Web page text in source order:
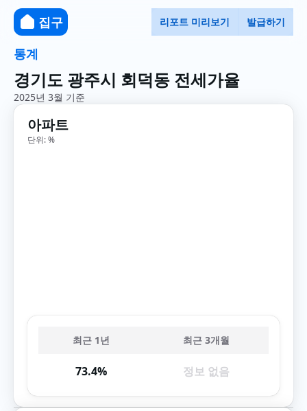
집구 리포트 미리보기 발급하기
통계
경기도 광주시 회덕동 전세가율
2025년 3월 기준
아파트
단위: %
최근 1년 최근 3개월
73.4% 정보 없음